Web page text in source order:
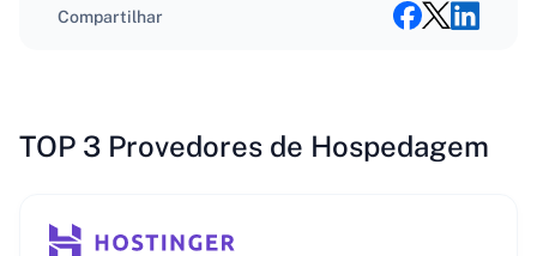
Compartilhar
TOP 3 Provedores de Hospedagem